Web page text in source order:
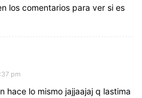
los comentarios para ver si es
pm
hace lo mismo jajjaajaj q lastima